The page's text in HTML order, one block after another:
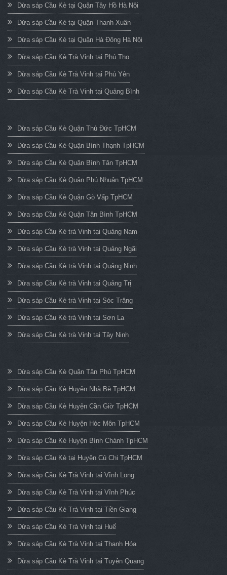
Dừa sáp Cầu Kè tại Quận Tây Hồ Hà Nội
Dừa sáp Cầu Kè tại Quận Thanh Xuân
Dừa sáp Cầu Kè tại Quận Hà Đông Hà Nội
Dừa sáp Cầu Kè Trà Vinh tại Phú Thọ
Dừa sáp Cầu Kè Trà Vinh tại Phú Yên
Dừa sáp Cầu Kè Trà Vinh tại Quảng Bình
Dừa sáp Cầu Kè Quận Thủ Đức TpHCM
Dừa sáp Cầu Kè Quận Bình Thạnh TpHCM
Dừa sáp Cầu Kè Quận Bình Tân TpHCM
Dừa sáp Cầu Kè Quận Phú Nhuận TpHCM
Dừa sáp Cầu Kè Quận Gò Vấp TpHCM
Dừa sáp Cầu Kè Quận Tân Bình TpHCM
Dừa sáp Cầu Kè trà Vinh tại Quảng Nam
Dừa sáp Cầu Kè trà Vinh tại Quảng Ngãi
Dừa sáp Cầu Kè trà Vinh tại Quảng Ninh
Dừa sáp Cầu Kè trà Vinh tại Quảng Trị
Dừa sáp Cầu Kè trà Vinh tại Sóc Trăng
Dừa sáp Cầu Kè trà Vinh tại Sơn La
Dừa sáp Cầu Kè trà Vinh tại Tây Ninh
Dừa sáp Cầu Kè Quận Tân Phú TpHCM
Dừa sáp Cầu Kè Huyện Nhà Bè TpHCM
Dừa sáp Cầu Kè Huyện Cần Giờ TpHCM
Dừa sáp Cầu Kè Huyện Hóc Môn TpHCM
Dừa sáp Cầu Kè Huyện Bình Chánh TpHCM
Dừa sáp Cầu Kè tại Huyện Củ Chi TpHCM
Dừa sáp Cầu Kè Trà Vinh tại Vĩnh Long
Dừa sáp Cầu Kè Trà Vinh tại Vĩnh Phúc
Dừa sáp Cầu Kè Trà Vinh tại Tiền Giang
Dừa sáp Cầu Kè Trà Vinh tại Huế
Dừa sáp Cầu Kè Trà Vinh tại Thanh Hóa
Dừa sáp Cầu Kè Trà Vinh tại Tuyên Quang